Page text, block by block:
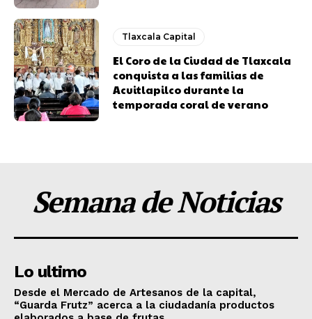
Tlaxcala Capital
El Coro de la Ciudad de Tlaxcala
conquista a las familias de
Acuitlapilco durante la
temporada coral de verano
Semana de Noticias
Lo ultimo
Desde el Mercado de Artesanos de la capital,
“Guarda Frutz” acerca a la ciudadanía productos